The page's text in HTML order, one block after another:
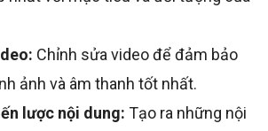
Chỉnh sửa video để đảm bảo
ảnh và âm thanh tốt nhất.
lược nội dung: Tạo ra những nội